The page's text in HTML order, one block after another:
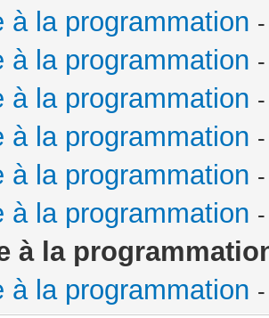
à la programmation
à la programmation
à la programmation
à la programmation
à la programmation
à la programmation
à la
à la programmation